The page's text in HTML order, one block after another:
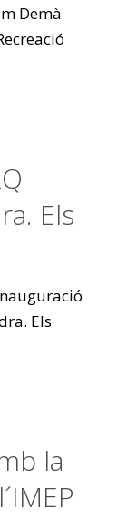
Demà
Els
Els
la